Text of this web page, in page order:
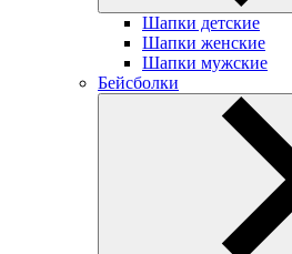
Шапки детские
Шапки женские
Шапки мужские
Бейсболки